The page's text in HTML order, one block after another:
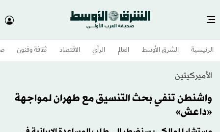
الرئيسية الشرق الأوسط​ العالم الرأي الاقتصاد ثقافة وفنون
الأميركيتين
واشنطن تنفي بحث التنسيق مع طهران لمواجهة
«داعش»